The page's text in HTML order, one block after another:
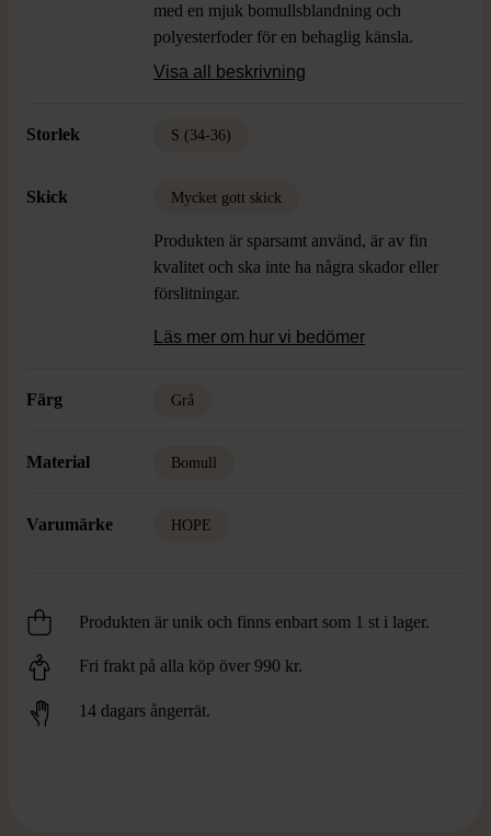
med en mjuk bomullsblandning och
polyesterfoder för en behaglig känsla.
Perfekt för både vardag och speciella
Visa all beskrivning
Storlek S (34-36)
Skick Mycket gott skick
Produkten är sparsamt använd, är av fin
kvalitet och ska inte ha några skador eller
förslitningar.
Läs mer om hur vi bedömer
Färg Grå
Material Bomull
Varumärke HOPE
Produkten är unik och finns enbart som 1 st i lager.
Fri frakt på alla köp över 990 kr.
14 dagars ångerrät.